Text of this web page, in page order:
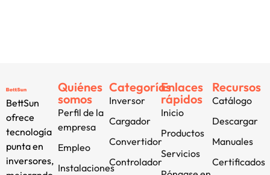
BettSun
ofrece
tecnología
punta en
inversores,
Quiénes
somos
Perfil de la
empresa
Empleo
Instalaciones
Categorías
Inversor
Cargador
Convertidor
Controlador
Enlaces
rápidos
Inicio
Productos
Servicios
Recursos
Catálogo
Descargar
Manuales
Certificados